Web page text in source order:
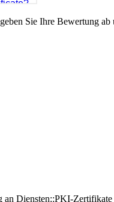
Sie Ihre Bewertung
an Diensten::PKI-Zertifikate